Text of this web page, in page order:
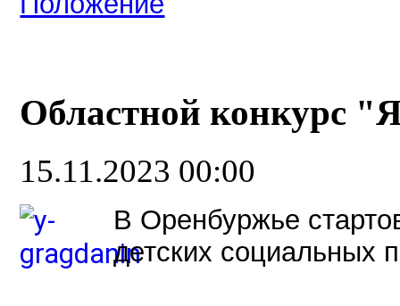
Областной конкурс
15.11.2023 00:00
В Оренбуржье
детских социальных